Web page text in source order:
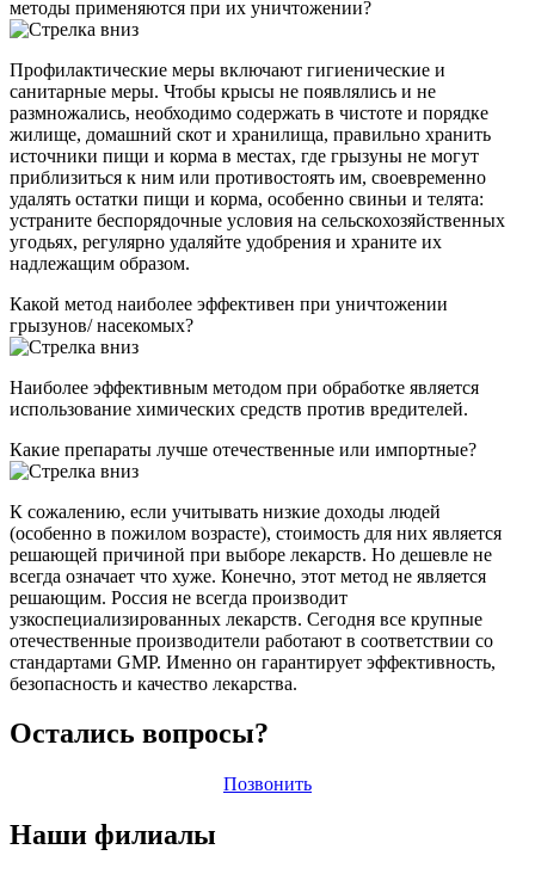
методы применяются при их уничтожении?
Профилактические меры включают гигиенические и
санитарные меры. Чтобы крысы не появлялись и не
размножались, необходимо содержать в чистоте и порядке
жилище, домашний скот и хранилища, правильно хранить
источники пищи и корма в местах, где грызуны не могут
приблизиться к ним или противостоять им, своевременно
удалять остатки пищи и корма, особенно свиньи и телята:
устраните беспорядочные условия на сельскохозяйственных
угодьях, регулярно удаляйте удобрения и храните их
надлежащим образом.
Какой метод наиболее эффективен при уничтожении
грызунов/ насекомых?
Наиболее эффективным методом при обработке является
использование химических средств против вредителей.
Какие препараты лучше отечественные или импортные?
К сожалению, если учитывать низкие доходы людей
(особенно в пожилом возрасте), стоимость для них является
решающей причиной при выборе лекарств. Но дешевле не
всегда означает что хуже. Конечно, этот метод не является
решающим. Россия не всегда производит
узкоспециализированных лекарств. Сегодня все крупные
отечественные производители работают в соответствии со
стандартами GMP. Именно он гарантирует эффективность,
безопасность и качество лекарства.
Остались вопросы?
Позвонить
Наши филиалы